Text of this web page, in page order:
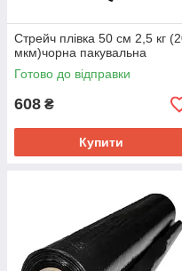
Стрейч плівка 50 см 2,5 кг
мкм)чорна пакувальна
Готово до відправки
608 ₴
Купити